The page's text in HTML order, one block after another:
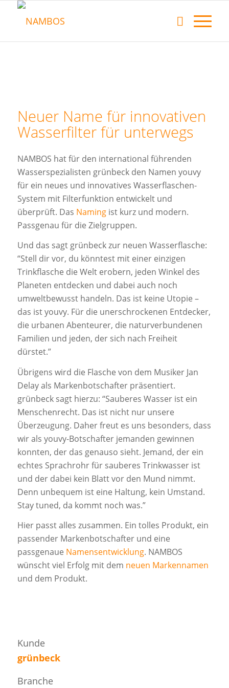
Neuer Name für innovativen
Wasserfilter für unterwegs
NAMBOS hat für den international führenden
Wasserspezialisten grünbeck den Namen youvy
für ein neues und innovatives Wasserflaschen-
System mit Filterfunktion entwickelt und
überprüft. Das Namingist kurz und modern.
Passgenau für die Zielgruppen.
Und das sagt grünbeck zur neuen Wasserflasche:
“Stell dir vor, du könntest mit einer einzigen
Trinkflasche die Welt erobern, jeden Winkel des
Planeten entdecken und dabei auch noch
umweltbewusst handeln. Das ist keine Utopie –
das ist youvy. Für die unerschrockenen Entdecker,
die urbanen Abenteurer, die naturverbundenen
Familien und jeden, der sich nach Freiheit
dürstet.”
Übrigens wird die Flasche von dem Musiker Jan
Delay als Markenbotschafter präsentiert.
grünbeck sagt hierzu: “Sauberes Wasser ist ein
Menschenrecht. Das ist nicht nur unsere
Überzeugung. Daher freut es uns besonders, dass
wir als youvy-Botschafter jemanden gewinnen
konnten, der das genauso sieht. Jemand, der ein
echtes Sprachrohr für sauberes Trinkwasser ist
und der dabei kein Blatt vor den Mund nimmt.
Denn unbequem ist eine Haltung, kein Umstand.
Stay tuned, da kommt noch was.”
Hier passt alles zusammen. Ein tolles Produkt, ein
passender Markenbotschafter und eine
passgenaue Namensentwicklung. NAMBOS
wünscht viel Erfolg mit dem neuen Markennamen
und dem Produkt.
Kunde
grünbeck
Branche